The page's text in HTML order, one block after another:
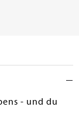
eines
von
Tag. –
Umgang
- und du